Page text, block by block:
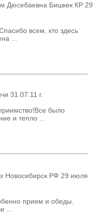
Дюсебаевна Бишкек КР 29
всем, кто здесь
...
31.07.11 г.
было
и тепло ...
Новосибирск РФ 29 июля
прием и обеды.
...